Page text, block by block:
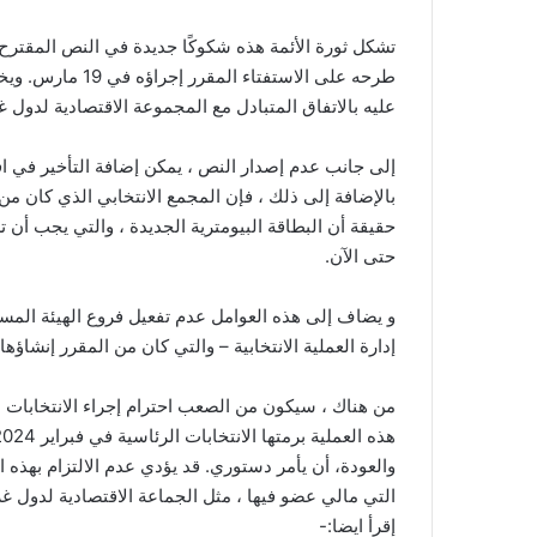
تشكل ثورة الأئمة هذه شكوكًا جديدة في النص
طرحه على
عليه بالاتفاق المتبادل مع المجموعة الاقتصادية
حقيقة أن البطاقة البيومترية الجديدة ، والتي يجب
حتى الآن.
إدارة العملية الانتخابية – والتي كان من المقرر
والعودة، أن يأمر دستوري. قد يؤدي عدم الالتزام
التي مالي عضو فيها ، مثل الجماعة الاقتصادية لدول
إقرأ ايضا:-